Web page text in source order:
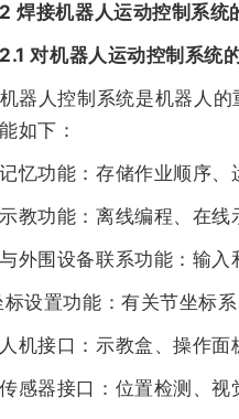
焊接机器人运动控制系统
对机器人运动控制系统
人控制系统是机器人的
如下：
功能：存储作业顺序、运
功能：离线编程、在线示
围设备联系功能：输入
设置功能：有关节坐标系
接口：示教盒、操作面
器接口：位置检测、视